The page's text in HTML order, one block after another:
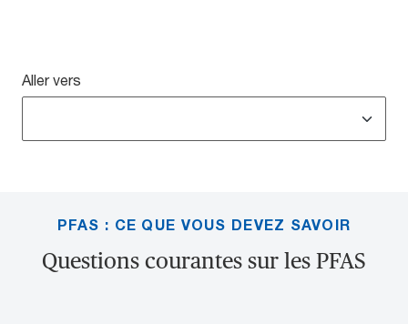
Aller vers
PFAS : CE QUE VOUS DEVEZ SAVOIR
Questions courantes sur les PFAS